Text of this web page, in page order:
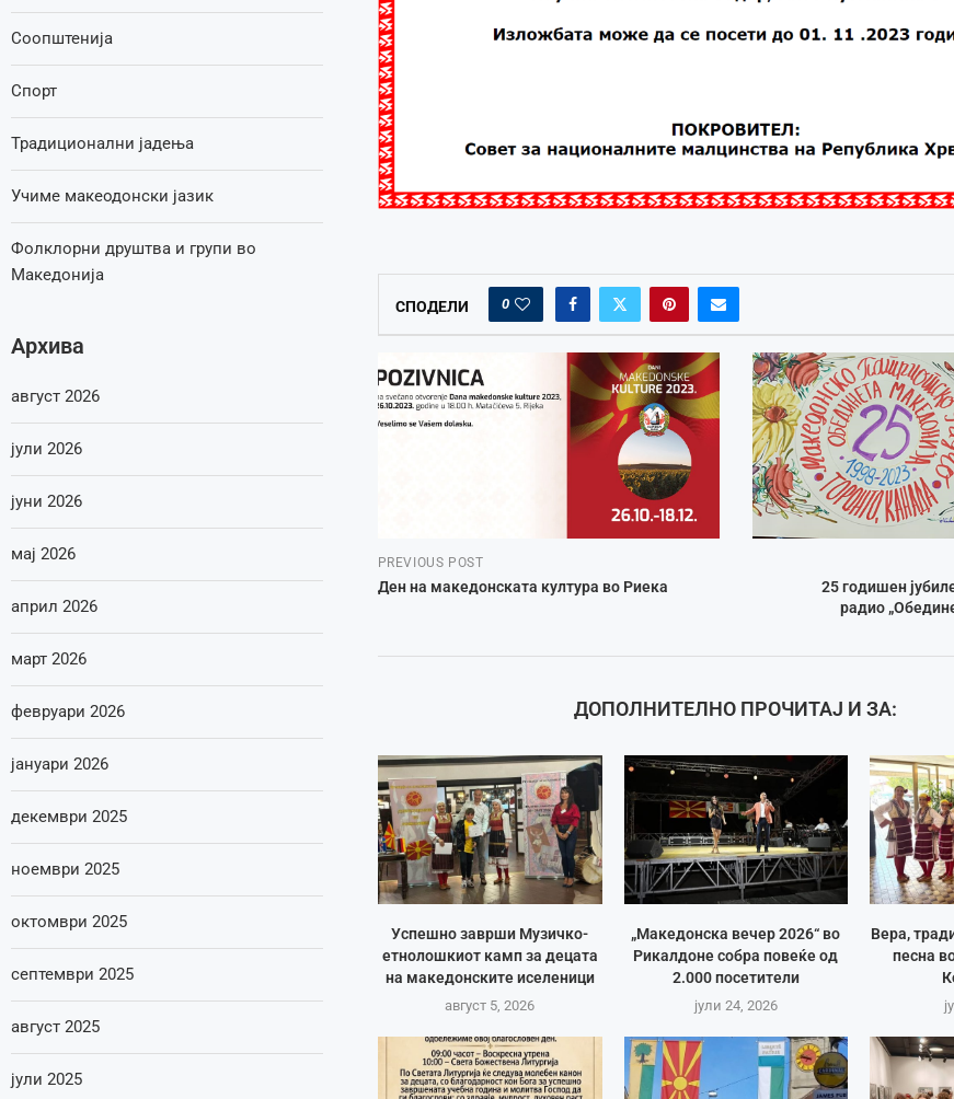
СПОДЕЛИ 0
PREVIOUS POST
Ден на македонската култура во Риека
25 годишен
радио
ДОПОЛНИТЕЛНО ПРОЧИТАЈ И ЗА:
Успешно заврши Музичко-
етнолошкиот камп за децата
на македонските иселеници
август 5, 2026
„Македонска вечер 2026“ во
Рикалдоне собра повеќе од
2.000 посетители
јули 24, 2026
Вера,
песна
Соопштенија
Спорт
Традиционални јадења
Учиме макеодонски јазик
Фолклорни друштва и групи во
Македонија
Архива
август 2026
јули 2026
јуни 2026
мај 2026
април 2026
март 2026
февруари 2026
јануари 2026
декември 2025
ноември 2025
октомври 2025
септември 2025
август 2025
јули 2025